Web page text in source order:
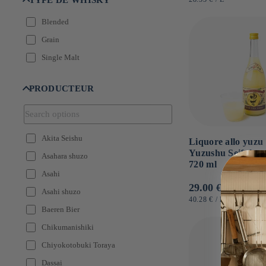
Nigori honjozo
Nikka
Pétillant
Sapporo
Shochu de canne à sucre
Shochu de riz
Shochu de sarrasin
Suntory
Umeshu
Vodka
Sans alcool
Single Malt
Blended
Grain
Single Malt
PRODUCTEUR
Akita Seishu
Asahara shuzo
Asahi
Asahi shuzo
Baeren Bier
Chikumanishiki
Chiyokotobuki Toraya
Dassai
Liquore allo yuzu
Yuzushu Seifuku
720 ml
Prezzo
di
29.00 €
PREZZO
UNITARIO
40.28 € / PER
L